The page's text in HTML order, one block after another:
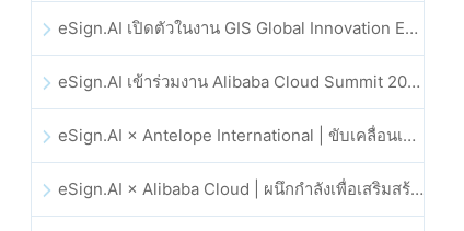
eSign.AI เปิดตัวในงาน GIS Global Innovation Exhibition 2025
eSign.AI เข้าร่วมงาน Alibaba Cloud Summit 2025 ที่ฮ่องกง เพื่อขับเคลื่อนนวัตกรรมคลาวด์ที่ขับเคลื่อนด้วย AI และความเชื่อมั่นทางดิจิทัล
eSign.AI × Antelope International | ขับเคลื่อนเวิร์กโฟลดิจิทัลที่ปลอดภัยและขับเคลื่อนด้วย AI
eSign.AI × Alibaba Cloud | ผนึกกำลังเพื่อเสริมสร้างความเชื่อมั่นดิจิทัลระดับโลกสำหรับฟินเทค